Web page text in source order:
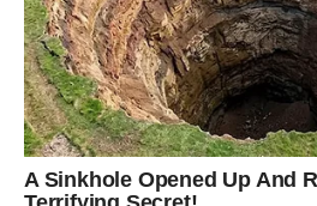
Šta vam se otkriva?
Jedna osoba mogla bi pokazati
vam pomoći da donesete važnu